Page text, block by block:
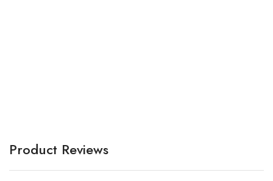
Product Reviews